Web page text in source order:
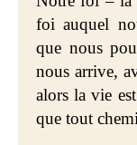
foi auquel
que nous
nous arrive,
alors la vie
que tout